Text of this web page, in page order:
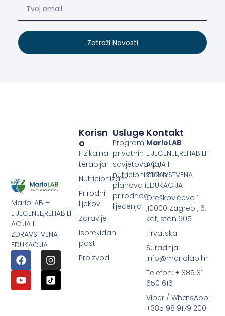
Zatraži Novosti
MarioLAB –
LIJEČENJE,REHABILIT
ACIJA I
ZDRAVSTVENA
EDUKACIJA
Usluge
Programi
privatnih
savjetovanja,
nutricionističkih
planova i
prirodnog
liječenja
Korisn
O
Fizikalna
terapija
Nutricionizam
Prirodni
lijekovi
Zdravlje
Isprekidani
post
Proizvodi
Kontakt
MarioLAB
LIJEČENJE,REHABILIT
ACIJA I
ZDRAVSTVENA
EDUKACIJA
Oreškovićeva 1
,10000 Zagreb , 6.
kat, stan 605
Hrvatska
Suradnja:
info@mariolab.hr
Telefon: + 385 31
650 616
Viber / WhatsApp:
+385 98 9179 200